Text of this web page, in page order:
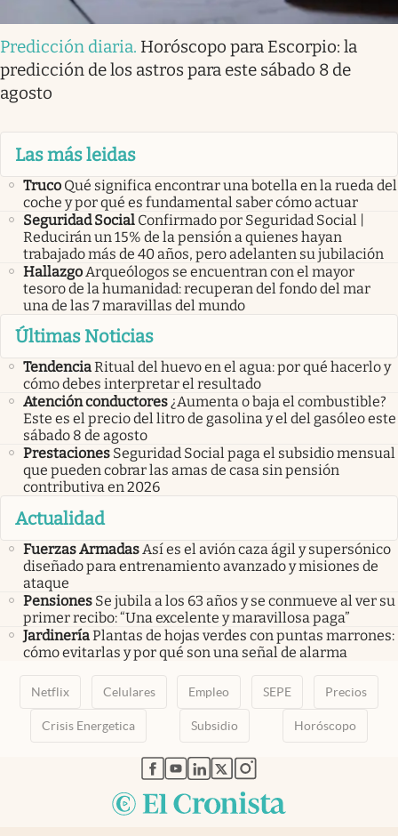
Predicción diaria. Horóscopo para Escorpio: la
predicción de los astros para este sábado 8 de
agosto
Las más leidas
Truco Qué significa encontrar una botella en la rueda del
coche y por qué es fundamental saber cómo actuar
Seguridad Social Confirmado por Seguridad Social |
Reducirán un 15% de la pensión a quienes hayan
trabajado más de 40 años, pero adelanten su jubilación
HallazgoArqueólogos se encuentran con el mayor
tesoro de la humanidad: recuperan del fondo del mar
una de las 7 maravillas del mundo
Últimas Noticias
TendenciaRitual del huevo en el agua: por qué hacerlo y
cómo debes interpretar el resultado
Atención conductores¿Aumenta o baja el combustible?
Este es el precio del litro de gasolina y el del gasóleo este
sábado 8 de agosto
Prestaciones Seguridad Social paga el subsidio mensual
que pueden cobrar las amas de casa sin pensión
contributiva en 2026
Actualidad
Fuerzas ArmadasAsí es el avión caza ágil y supersónico
diseñado para entrenamiento avanzado y misiones de
ataque
Pensiones Se jubila a los 63 años y se conmueve al ver su
primer recibo: “Una excelente y maravillosa paga”
JardineríaPlantas de hojas verdes con puntas marrones:
cómo evitarlas y por qué son una señal de alarma
Netflix Celulares Empleo SEPE Precios
Crisis Energetica Subsidio Horóscopo
abre en nueva pestaña
abre en nueva pestaña
abre en nueva pestaña
abre en nueva pestaña
abre en nueva pestaña